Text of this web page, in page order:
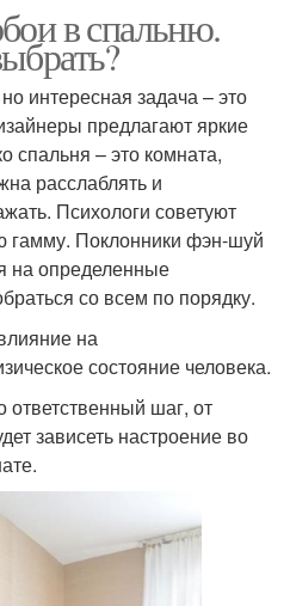
в спальню.
интересная задача – это
предлагают яркие
спальня – это комната,
расслаблять и
Психологи советуют
гамму. Поклонники фэн-шуй
на определенные
со всем по порядку.
на
состояние человека.
ответственный шаг, от
зависеть настроение во